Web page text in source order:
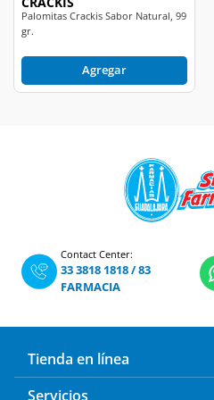
Palomitas Crackis Sabor Natural, 99
gr.
Agregar
Contact Center:
33 3818 1818/83
FARMACIA
Tienda en línea
Servicios